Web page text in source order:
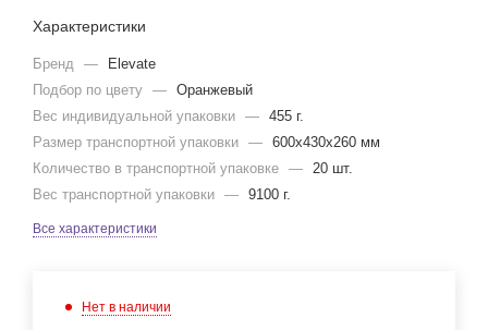
Характеристики
Бренд —
Elevate
Подбор по цвету — Оранжевый
Вес индивидуальной упаковки — 455 г.
Размер транспортной упаковки — 600x430x260 мм
Количество в транспортной упаковке — 20 шт.
Вес транспортной упаковки — 9100 г.
Все характеристики
Нет в наличии